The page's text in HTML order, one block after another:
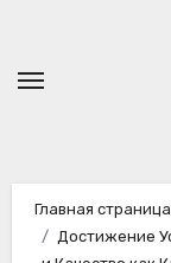
содержимому
Главная страница
Достижение